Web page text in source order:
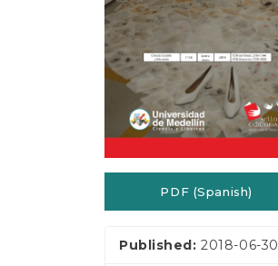
PDF (Spanish)
Published:2018-06-30